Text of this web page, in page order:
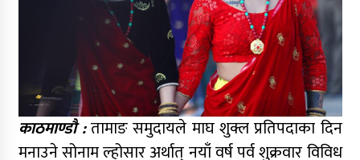
काठमाण्डौ :तामाङ समुदायले माघ शुक्ल प्रतिपदाका दिन
मनाउने सोनाम ल्होसार अर्थात् नयाँ वर्ष पर्व शुक्रवार विविध